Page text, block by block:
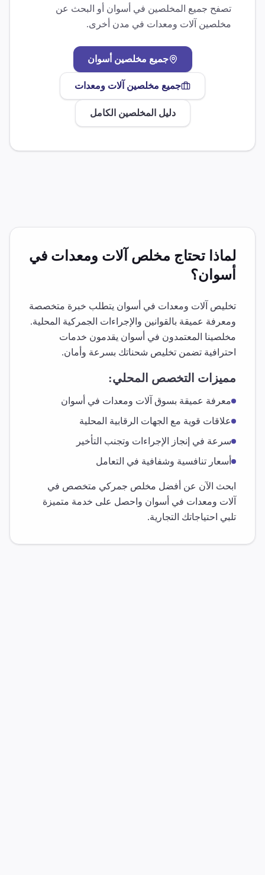
تصفح جميع المخلصين في أسوان أو البحث عن
مخلصين آلات ومعدات في مدن أخرى.
جميع مخلصين أسوان
جميع مخلصين آلات ومعدات
دليل المخلصين الكامل
لماذا تحتاج مخلص آلات ومعدات في
أسوان؟
تخليص آلات ومعدات في أسوان يتطلب خبرة متخصصة
ومعرفة عميقة بالقوانين والإجراءات الجمركية المحلية.
مخلصينا المعتمدون في أسوان يقدمون خدمات
احترافية تضمن تخليص شحناتك بسرعة وأمان.
مميزات التخصص المحلي:
معرفة عميقة بسوق آلات ومعدات في أسوان
علاقات قوية مع الجهات الرقابية المحلية
سرعة في إنجاز الإجراءات وتجنب التأخير
أسعار تنافسية وشفافية في التعامل
ابحث الآن عن أفضل مخلص جمركي متخصص في
آلات ومعدات في أسوان واحصل على خدمة متميزة
تلبي احتياجاتك التجارية.